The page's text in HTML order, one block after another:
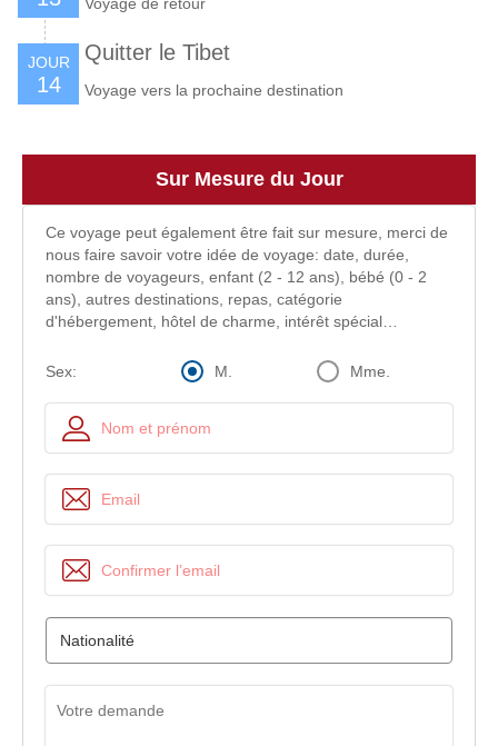
JOUR
14
Quitter le Tibet
Voyage vers la prochaine destination
Sur Mesure du Jour
Ce voyage peut également être fait sur mesure, merci de
nous faire savoir votre idée de voyage: date, durée,
nombre de voyageurs, enfant (2 - 12 ans), bébé (0 - 2
ans), autres destinations, repas, catégorie
d'hébergement, hôtel de charme, intérêt spécial…
Sex: M. Mme.